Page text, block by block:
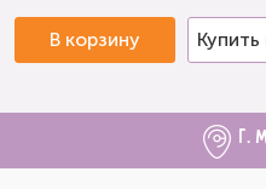
В корзину Купить
г.